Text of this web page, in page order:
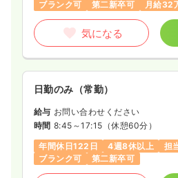
給与 27.8万円/月 賞与80.1万円
※経験5年の例
時間 8:30～17:30（休憩60分）
気になる
日勤のみ（パート）
ブランク可
第二新卒可 月給32
気になる
日勤のみ（常勤）
給与 お問い合わせください
時間 8:45～17:15 （休憩60分）
年間休日122日
4週8休以上
担
ブランク可
第二新卒可